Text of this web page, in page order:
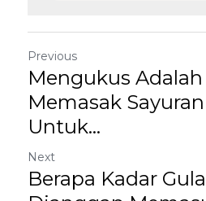
Previous
Mengukus Adalah
Memasak
Untuk...
Next
Berapa Kadar